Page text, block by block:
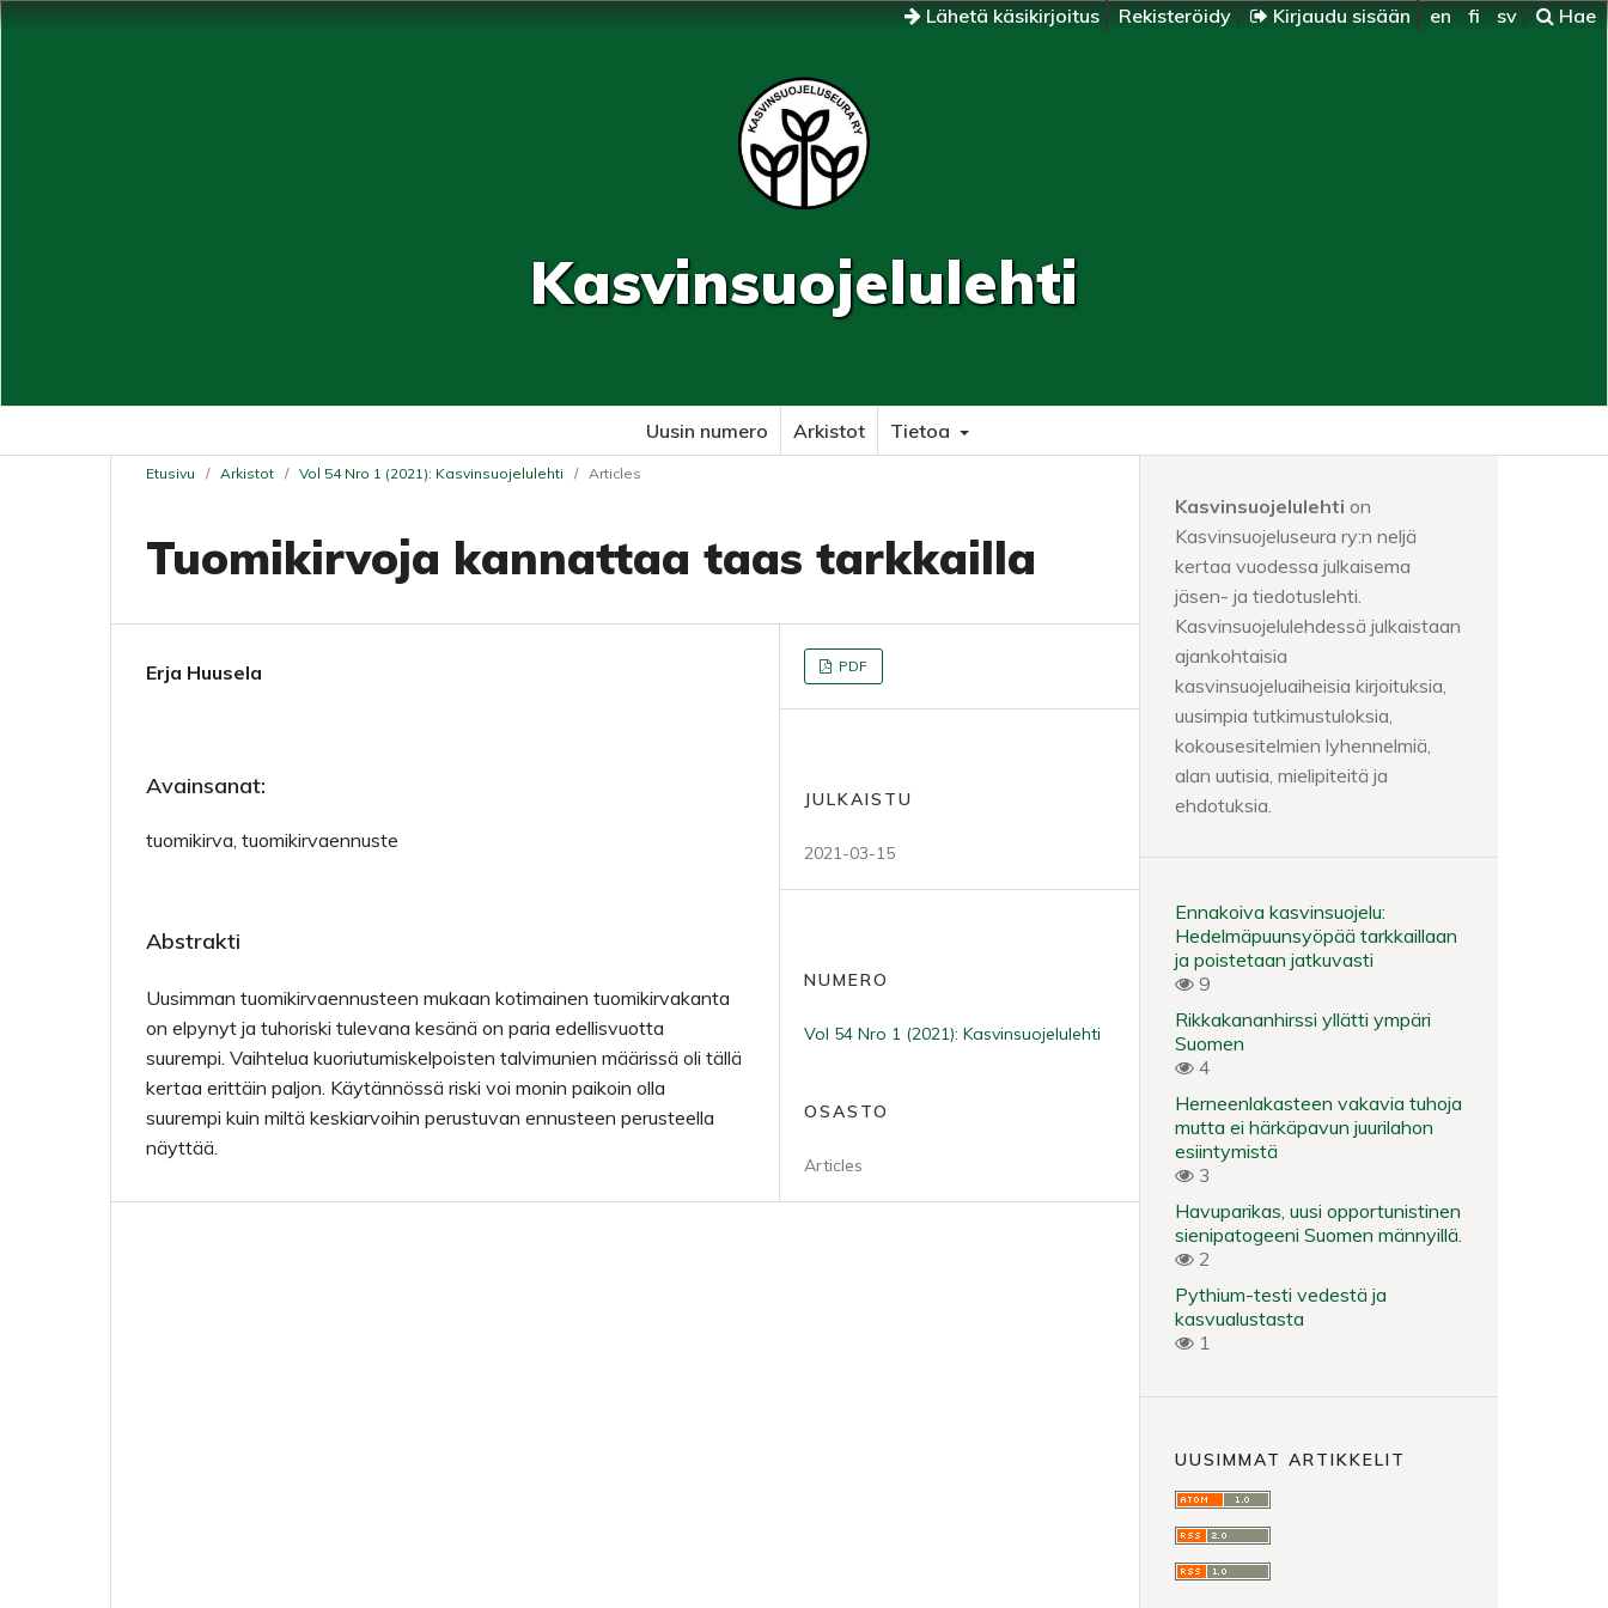
Lähetä käsikirjoitus Rekisteröidy Kirjaudu sisään en fi sv Hae
Kasvinsuojelulehti
Uusin numero Arkistot Tietoa
Etusivu / Arkistot / Vol 54 Nro 1 (2021): Kasvinsuojelulehti / Articles
Tuomikirvoja kannattaa taas tarkkailla
Erja Huusela
Avainsanat:
tuomikirva, tuomikirvaennuste
Abstrakti
Uusimman tuomikirvaennusteen mukaan kotimainen tuomikirvakanta
on elpynyt ja tuhoriski tulevana kesänä on paria edellisvuotta
suurempi. Vaihtelua kuoriutumiskelpoisten talvimunien määrissä oli tällä
kertaa erittäin paljon. Käytännössä riski voi monin paikoin olla
suurempi kuin miltä keskiarvoihin perustuvan ennusteen perusteella
näyttää.
PDF
JULKAISTU
2021-03-15
NUMERO
Vol 54 Nro 1 (2021): Kasvinsuojelulehti
OSASTO
Articles
Kasvinsuojelulehti on
Kasvinsuojeluseura ry:n neljä
kertaa vuodessa julkaisema
jäsen- ja tiedotuslehti.
Kasvinsuojelulehdessä julkaistaan
ajankohtaisia
kasvinsuojeluaiheisia kirjoituksia,
uusimpia tutkimustuloksia,
kokousesitelmien lyhennelmiä,
alan uutisia, mielipiteitä ja
ehdotuksia.
Ennakoiva kasvinsuojelu:
Hedelmäpuunsyöpää tarkkaillaan
ja poistetaan jatkuvasti
9
Rikkakananhirssi yllätti ympäri
Suomen
4
Herneenlakasteen vakavia tuhoja
mutta ei härkäpavun juurilahon
esiintymistä
3
Havuparikas, uusi opportunistinen
sienipatogeeni Suomen männyillä.
2
Pythium-testi vedestä ja
kasvualustasta
1
UUSIMMAT ARTIKKELIT